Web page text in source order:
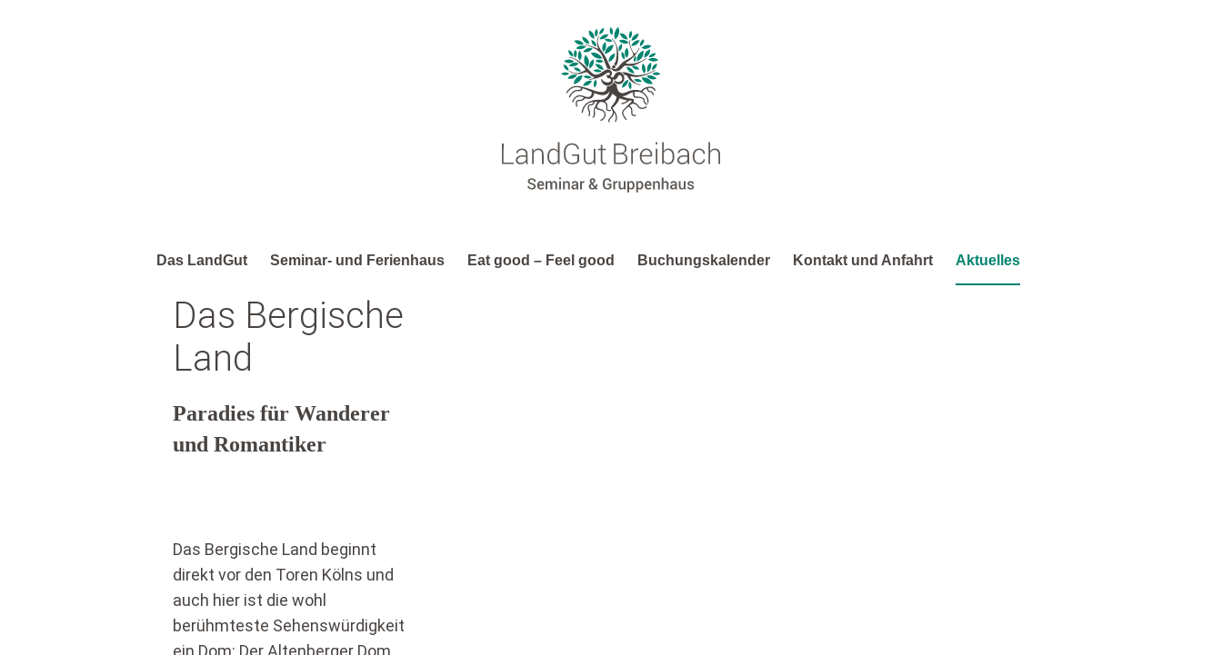
Das LandGut Seminar- und Ferienhaus Eat good – Feel good Buchungskalender Kontakt und Anfahrt Aktuelles
Das Bergische
Land
Paradies für Wanderer
und Romantiker
Das Bergische Land beginnt
direkt vor den Toren Kölns und
auch hier ist die wohl
berühmteste Sehenswürdigkeit
ein Dom: Der Altenberger Dom,